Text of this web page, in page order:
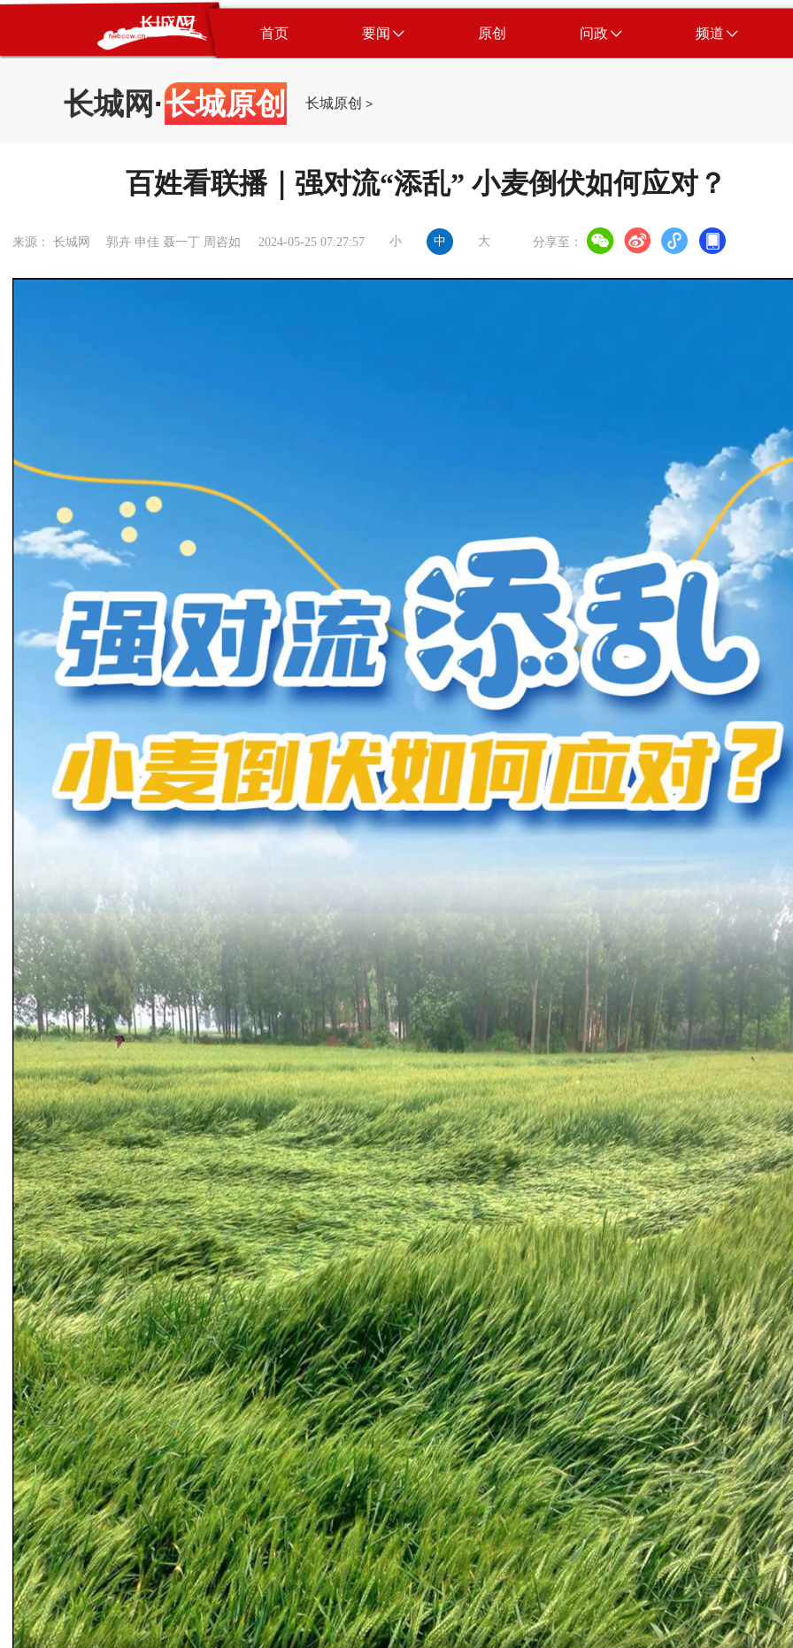
首页 要闻 原创 问政 频道
长城网 ·长城原创 长城原创 >
百姓看联播｜强对流“添乱” 小麦倒伏如何应对？
来源： 长城网 郭卉 申佳 聂一丁 周咨如 2024-05-25 07:27:57 小 中 大 分享至：